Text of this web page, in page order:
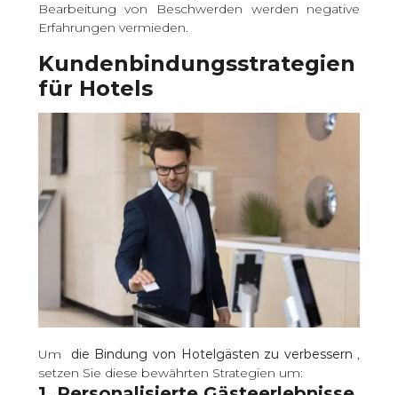
Bearbeitung von Beschwerden werden negative
Erfahrungen vermieden.
Kundenbindungsstrategien
für Hotels
Um die Bindung von Hotelgästen zu verbessern ,
setzen Sie diese bewährten Strategien um: